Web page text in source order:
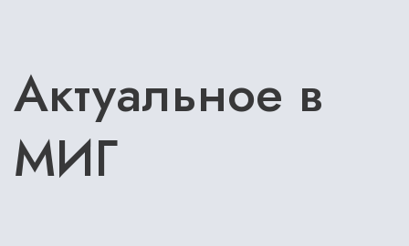
Актуальное в
МИГ